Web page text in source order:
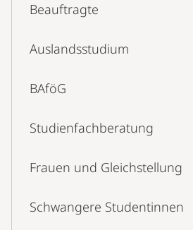
NavigationBeauftragte
Auslandsstudium
BAföG
Studienfachberatung
Frauen und Gleichstellung
Schwangere Studentinnen